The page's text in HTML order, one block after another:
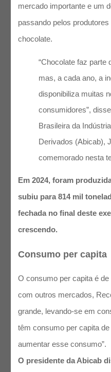
mercado importante e um
passando pelos
chocolate.
“Chocolate faz parte
mas, a cada ano, a
disponibiliza muitas
consumidores”,
Brasileira da
Derivados (Abicab),
comemorado nesta
Em 2024, foram
subiu para 814 mil
fechada no final deste
crescendo.
Consumo per capita
O consumo per capita é
com outros mercados,
grande, levando-se em
têm consumo per capita
aumentar esse consumo”.
O presidente da Abicab